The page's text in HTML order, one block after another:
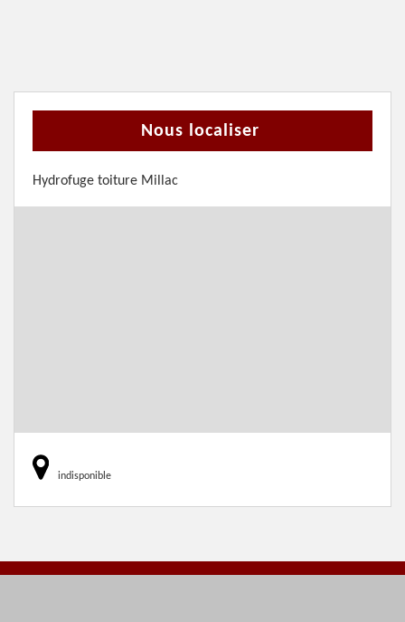
Nous localiser
Hydrofuge toiture Millac
indisponible